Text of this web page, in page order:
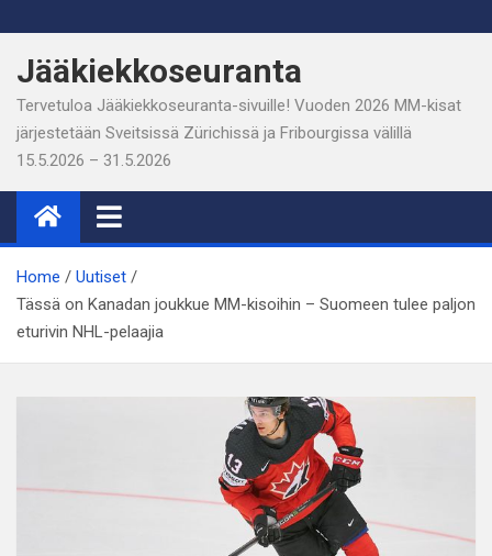
to
content
Jääkiekkoseuranta
Tervetuloa Jääkiekkoseuranta-sivuille! Vuoden 2026 MM-kisat
järjestetään Sveitsissä Zürichissä ja Fribourgissa välillä
15.5.2026 – 31.5.2026
Home
Uutiset
Tässä on Kanadan joukkue MM-kisoihin – Suomeen tulee paljon
eturivin NHL-pelaajia